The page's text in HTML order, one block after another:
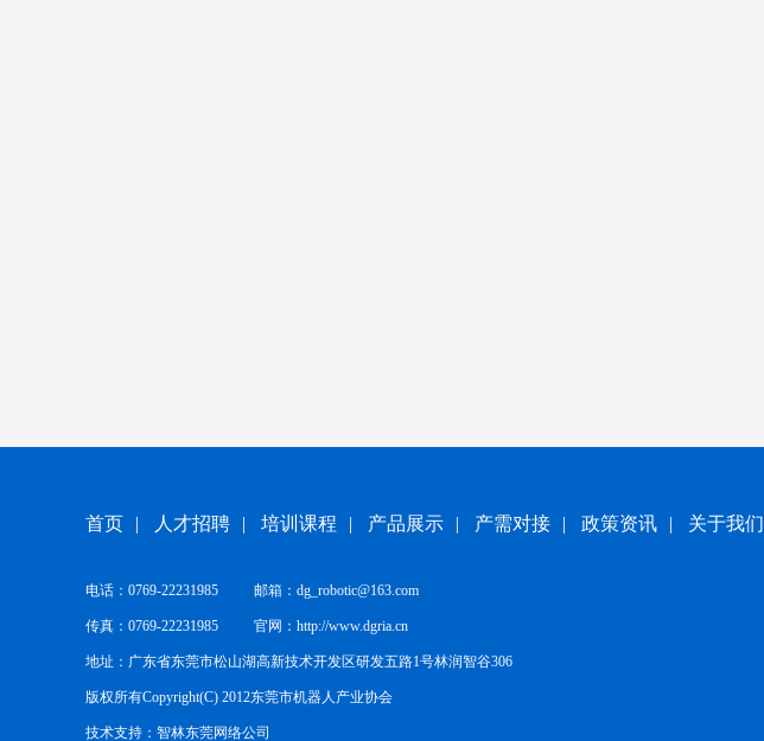
首页 | 人才招聘 | 培训课程 | 产品展示 | 产需对接 | 政策资讯 | 关于我们
电话：0769-22231985 邮箱：dg_robotic@163.com
传真：0769-22231985 官网： http://www.dgria.cn
地址：广东省东莞市松山湖高新技术开发区研发五路1号林润智谷306
版权所有Copyright(C) 2012东莞市机器人产业协会
技术支持： 智林东莞网络公司